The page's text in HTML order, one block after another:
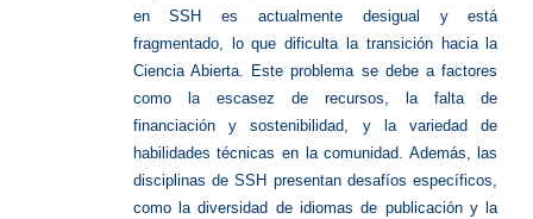
en SSH es actualmente desigual y está
fragmentado, lo que dificulta la transición hacia la
Ciencia Abierta. Este problema se debe a factores
como la escasez de recursos, la falta de
financiación y sostenibilidad, y la variedad de
habilidades técnicas en la comunidad. Además, las
disciplinas de SSH presentan desafíos específicos,
como la diversidad de idiomas de publicación y la